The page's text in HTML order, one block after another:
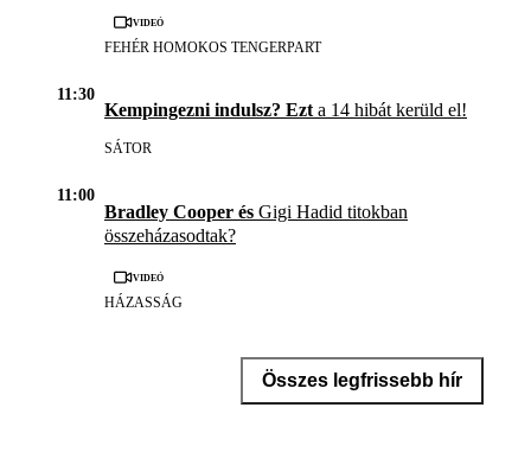
Videó
FEHÉR HOMOKOS TENGERPART
11:30
Kempingezni indulsz? Ezt a 14 hibát kerüld el!
SÁTOR
11:00
Bradley Cooper és Gigi Hadid titokban
összeházasodtak?
Videó
HÁZASSÁG
Összes legfrissebb hír